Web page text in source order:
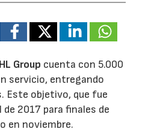
Group cuenta con 5.000
servicio, entregando
Este objetivo, que fue
de 2017 para finales de
en noviembre.